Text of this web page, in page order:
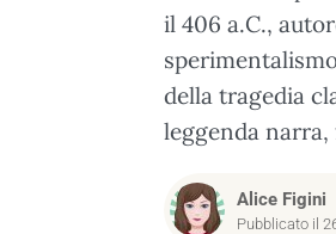
il 406 a.C.,
della tragedia
leggenda
Alice Figini
Pubblicato il